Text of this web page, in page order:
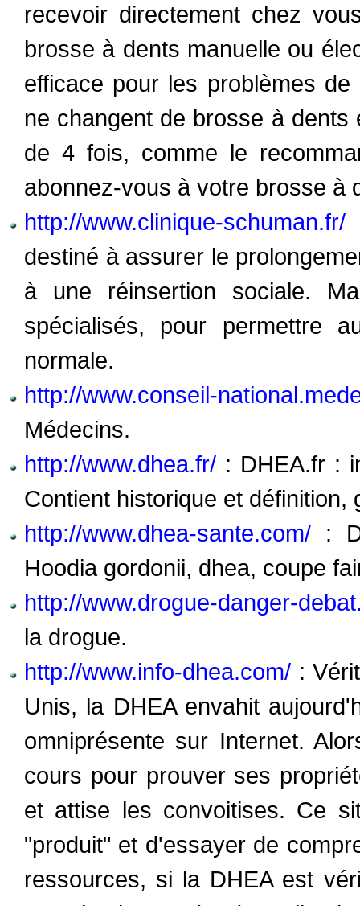
recevoir directement chez
brosse à dents manuelle ou
efficace pour les problèmes
ne changent de brosse à
de 4 fois, comme le
abonnez-vous à votre brosse à
http://www.clinique-schuman.fr/
destiné à assurer le
à une réinsertion sociale.
spécialisés, pour permettre
normale.
http://www.conseil-
Médecins.
http://www.dhea.fr/ : DHEA.fr :
Contient historique et définition,
http://www.dhea-sante.com/ :
Hoodia gordonii, dhea, coupe
http://www.drogue-danger-
la drogue.
http://www.info-dhea.com/ :
Unis, la DHEA envahit
omniprésente sur Internet.
cours pour prouver ses
et attise les convoitises. Ce
"produit" et d'essayer de
ressources, si la DHEA est